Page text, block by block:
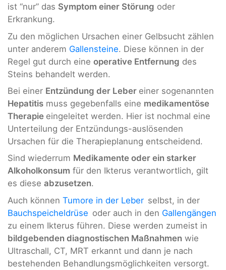
ist “nur” das Symptom einer Störung oder
Erkrankung.
Zu den möglichen Ursachen einer Gelbsucht zählen
unter anderem Gallensteine. Diese können in der
Regel gut durch eine operative Entfernung des
Steins behandelt werden.
Bei einer Entzündung der Leber einer sogenannten
Hepatitis muss gegebenfalls eine medikamentöse
Therapie eingeleitet werden. Hier ist nochmal eine
Unterteilung der Entzündungs-auslösenden
Ursachen für die Therapieplanung entscheidend.
Sind wiederrum Medikamente oder ein starker
Alkoholkonsum für den Ikterus verantwortlich, gilt
es diese abzusetzen.
Auch können Tumore in der Leber selbst, in der
Bauchspeicheldrüse oder auch in den Gallengängen
zu einem Ikterus führen. Diese werden zumeist in
bildgebenden diagnostischen Maßnahmen wie
Ultraschall, CT, MRT erkannt und dann je nach
bestehenden Behandlungsmöglichkeiten versorgt.